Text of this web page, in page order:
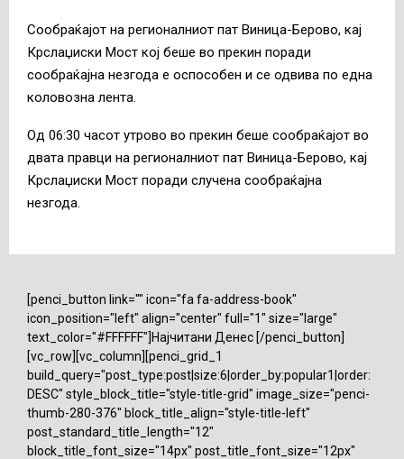
Сообраќајот на регионалниот пат Виница-Берово, кај
Крслаџиски Мост кој беше во прекин поради
сообраќајна незгода е оспособен и се одвива по една
коловозна лента.
Од 06:30 часот утрово во прекин беше сообраќајот во
двата правци на регионалниот пат Виница-Берово, кај
Крслаџиски Мост поради случена сообраќајна
незгода.
[penci_button link="" icon="fa fa-address-book"
icon_position="left" align="center" full="1" size="large"
text_color="#FFFFFF"]Најчитани Денес [/penci_button]
[vc_row][vc_column][penci_grid_1
build_query="post_type:post|size:6|order_by:popular1|order:
DESC" style_block_title="style-title-grid" image_size="penci-
thumb-280-376" block_title_align="style-title-left"
post_standard_title_length="12"
block_title_font_size="14px" post_title_font_size="12px"